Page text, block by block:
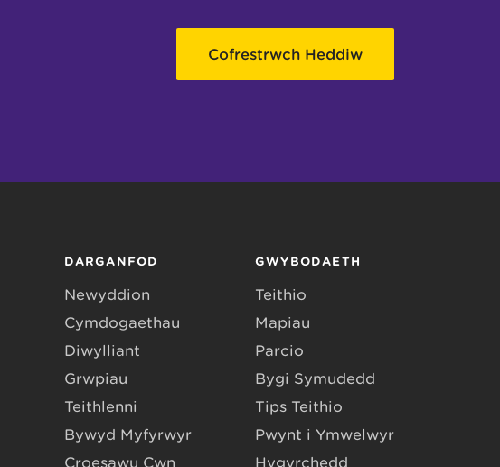
Cofrestrwch Heddiw
DARGANFOD
Newyddion
Cymdogaethau
Diwylliant
Grwpiau
Teithlenni
Bywyd Myfyrwyr
Croesawu Cŵn
GWYBODAETH
Teithio
Mapiau
Parcio
Bygi Symudedd
Tips Teithio
Pwynt i Ymwelwyr
Hygyrchedd